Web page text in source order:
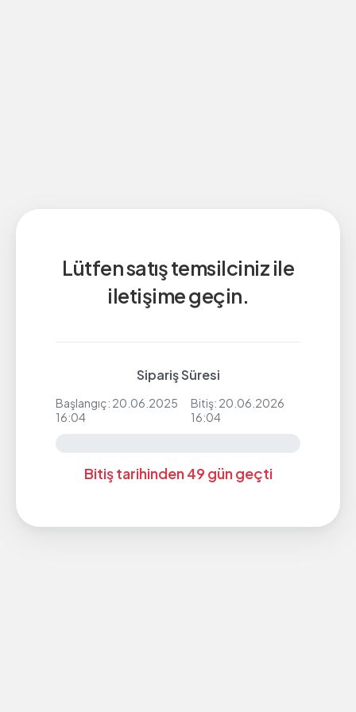
Lütfen satış temsilciniz ile
iletişime geçin.
Sipariş Süresi
Başlangıç: 20.06.2025
16:04
Bitiş: 20.06.2026
16:04
Bitiş tarihinden 49 gün geçti